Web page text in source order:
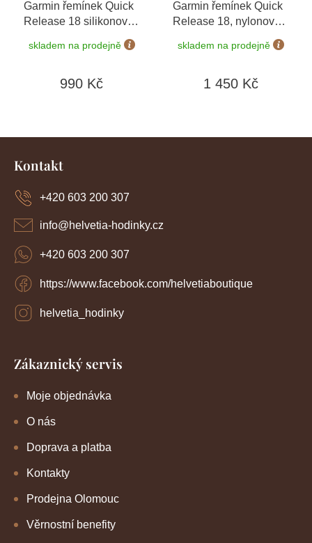
Garmin řemínek Quick
Release 18 silikonový
přezka
skladem na prodejně
990 Kč
Garmin řemínek Quick
Release 18, nylonový
skladem na prodejně
1 450 Kč
Z
Kontakt
info@helvetia-hodinky.cz
+420 603 200 307
https://www.facebook.com/helvetiaboutique
helvetia_hodinky
+420 603 200 307
Zákaznický servis
Moje objednávka
O nás
Doprava a platba
Kontakty
Prodejna Olomouc
Věrnostní benefity